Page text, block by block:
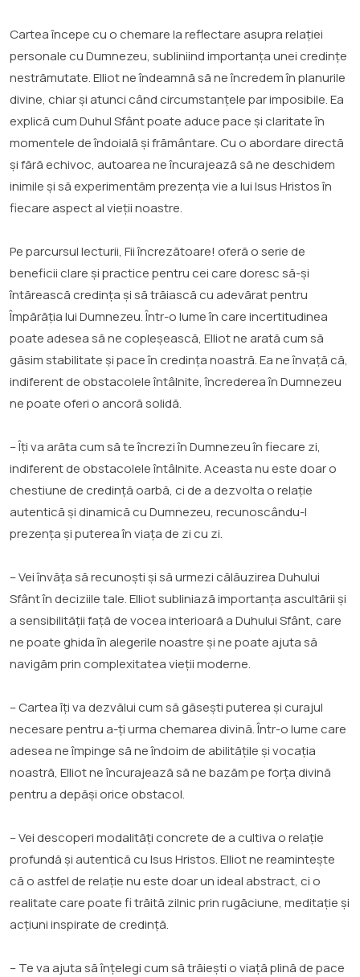
Cartea începe cu o chemare la reflectare asupra relației
personale cu Dumnezeu, subliniind importanța unei credințe
nestrămutate. Elliot ne îndeamnă să ne încredem în planurile
divine, chiar și atunci când circumstanțele par imposibile. Ea
explică cum Duhul Sfânt poate aduce pace și claritate în
momentele de îndoială și frământare. Cu o abordare directă
și fără echivoc, autoarea ne încurajează să ne deschidem
inimile și să experimentăm prezența vie a lui Isus Hristos în
fiecare aspect al vieții noastre.
Pe parcursul lecturii, Fii încrezătoare! oferă o serie de
beneficii clare și practice pentru cei care doresc să-și
întărească credința și să trăiască cu adevărat pentru
Împărăția lui Dumnezeu. Într-o lume în care incertitudinea
poate adesea să ne copleșească, Elliot ne arată cum să
găsim stabilitate și pace în credința noastră. Ea ne învață că,
indiferent de obstacolele întâlnite, încrederea în Dumnezeu
ne poate oferi o ancoră solidă.
– Îți va arăta cum să te încrezi în Dumnezeu în fiecare zi,
indiferent de obstacolele întâlnite. Aceasta nu este doar o
chestiune de credință oarbă, ci de a dezvolta o relație
autentică și dinamică cu Dumnezeu, recunoscându-I
prezența și puterea în viața de zi cu zi.
– Vei învăța să recunoști și să urmezi călăuzirea Duhului
Sfânt în deciziile tale. Elliot subliniază importanța ascultării și
a sensibilității față de vocea interioară a Duhului Sfânt, care
ne poate ghida în alegerile noastre și ne poate ajuta să
navigăm prin complexitatea vieții moderne.
– Cartea îți va dezvălui cum să găsești puterea și curajul
necesare pentru a-ți urma chemarea divină. Într-o lume care
adesea ne împinge să ne îndoim de abilitățile și vocația
noastră, Elliot ne încurajează să ne bazăm pe forța divină
pentru a depăși orice obstacol.
– Vei descoperi modalități concrete de a cultiva o relație
profundă și autentică cu Isus Hristos. Elliot ne reamintește
că o astfel de relație nu este doar un ideal abstract, ci o
realitate care poate fi trăită zilnic prin rugăciune, meditație și
acțiuni inspirate de credință.
– Te va ajuta să înțelegi cum să trăiești o viață plină de pace